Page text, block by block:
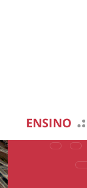
ENSINO